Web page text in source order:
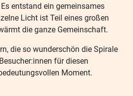
entstand ein gemeinsames
Licht ist Teil eines großen
die ganze Gemeinschaft.
die so wunderschön die Spirale
für diesen
Moment.